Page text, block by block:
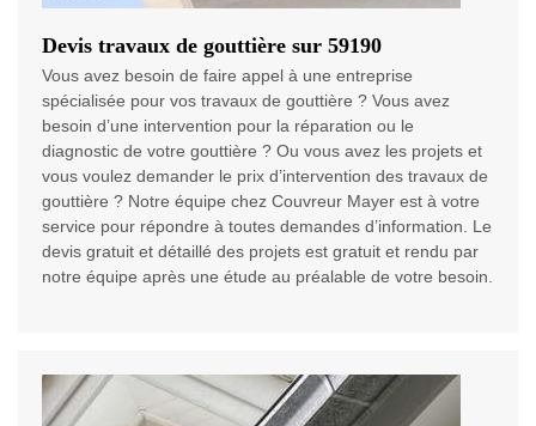
Devis travaux de gouttière sur 59190
Vous avez besoin de faire appel à une entreprise
spécialisée pour vos travaux de gouttière ? Vous avez
besoin d’une intervention pour la réparation ou le
diagnostic de votre gouttière ? Ou vous avez les projets et
vous voulez demander le prix d’intervention des travaux de
gouttière ? Notre équipe chez Couvreur Mayer est à votre
service pour répondre à toutes demandes d’information. Le
devis gratuit et détaillé des projets est gratuit et rendu par
notre équipe après une étude au préalable de votre besoin.